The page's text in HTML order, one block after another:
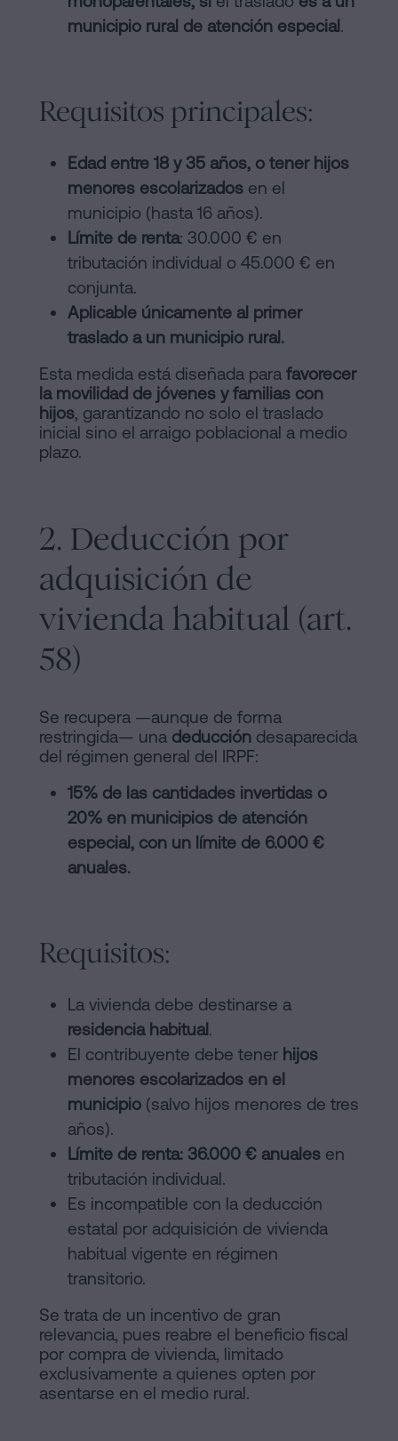
municipio rural de atención especial.
Requisitos principales:
Edad entre 18 y 35 años, o tener hijos
menores escolarizados en el
municipio (hasta 16 años).
Límite de renta: 30.000 € en
tributación individual o 45.000 € en
conjunta.
Aplicable únicamente al primer
traslado a un municipio rural.
Esta medida está diseñada para favorecer
la movilidad de jóvenes y familias con
hijos, garantizando no solo el traslado
inicial sino el arraigo poblacional a medio
plazo.
2. Deducción por
adquisición de
vivienda habitual (art.
58)
Se recupera —aunque de forma
restringida— una deducción desaparecida
del régimen general del IRPF:
15% de las cantidades invertidas o
20% en municipios de atención
especial, con un límite de 6.000 €
anuales.
Requisitos:
La vivienda debe destinarse a
residencia habitual.
El contribuyente debe tener hijos
menores escolarizados en el
municipio (salvo hijos menores de tres
años).
Límite de renta: 36.000 € anuales en
tributación individual.
Es incompatible con la deducción
estatal por adquisición de vivienda
habitual vigente en régimen
transitorio.
Se trata de un incentivo de gran
relevancia, pues reabre el beneficio fiscal
por compra de vivienda, limitado
exclusivamente a quienes opten por
asentarse en el medio rural.